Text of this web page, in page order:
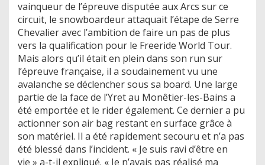
vainqueur de l’épreuve disputée aux Arcs sur ce
circuit, le snowboardeur attaquait l’étape de Serre
Chevalier avec l’ambition de faire un pas de plus
vers la qualification pour le Freeride World Tour.
Mais alors qu’il était en plein dans son run sur
l’épreuve française, il a soudainement vu une
avalanche se déclencher sous sa board. Une large
partie de la face de l’Yret au Monêtier-les-Bains a
été emportée et le rider également. Ce dernier a pu
actionner son air bag restant en surface grâce à
son matériel. Il a été rapidement secouru et n’a pas
été blessé dans l’incident. « Je suis ravi d’être en
vie » a-t-il expliqué. « Je n’avais pas réalisé ma